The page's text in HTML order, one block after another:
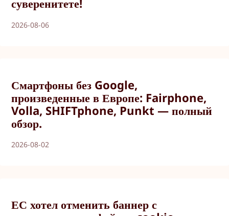
суверенитете!
2026-08-06
Смартфоны без Google,
произведенные в Европе: Fairphone,
Volla, SHIFTphone, Punkt — полный
обзор.
2026-08-02
ЕС хотел отменить баннер с